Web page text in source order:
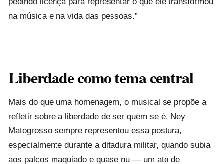
na música e na vida das pessoas.”
Liberdade como tema central
Mais do que uma homenagem, o musical se propõe a
refletir sobre a liberdade de ser quem se é. Ney
Matogrosso sempre representou essa postura,
especialmente durante a ditadura militar, quando subia
aos palcos maquiado e quase nu — um ato de